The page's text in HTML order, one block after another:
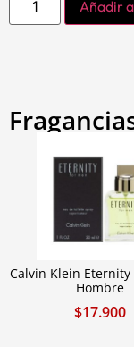
Añadir
Calvin Klein Eternity
Hombre
$17.900